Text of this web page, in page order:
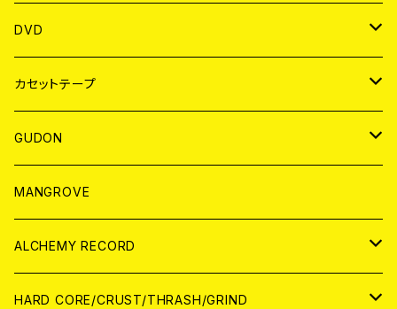
ANALOG
アパレル
BADGE
DVD
JAPAN
WORLD
カセットテープ
JAPAN
WORLD
GUDON
アパレル
PATCH
アナログ
MANGROVE
ALCHEMY RECORD
CD
HARD CORE/CRUST/THRASH/GRIND